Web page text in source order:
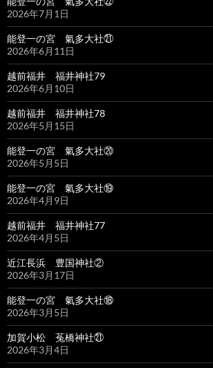
2026年7月1日
能登一の宮 氣多大社㉑
2026年6月11日
越前福井 福井神社79
2026年6月10日
越前福井 福井神社78
2026年5月15日
能登一の宮 氣多大社⑳
2026年5月5日
能登一の宮 氣多大社⑲
2026年4月9日
越前福井 福井神社77
2026年4月5日
近江長浜 豊国神社②
2026年3月17日
能登一の宮 氣多大社⑱
2026年3月5日
加賀小松 菟橋神社㉑
2026年3月4日